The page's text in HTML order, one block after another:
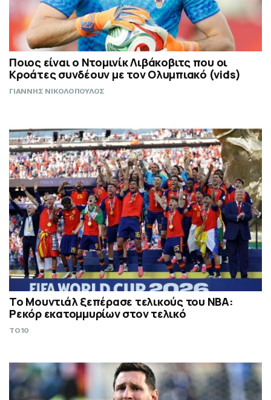
Ποιος είναι ο Ντομινίκ Λιβάκοβιτς που οι
Κροάτες συνδέουν με τον Ολυμπιακό (vids)
ΓΙΑΝΝΗΣ ΝΙΚΟΛΟΠΟΥΛΟΣ
Το Μουντιάλ ξεπέρασε τελικούς του ΝΒΑ:
Ρεκόρ εκατομμυρίων στον τελικό
TO10